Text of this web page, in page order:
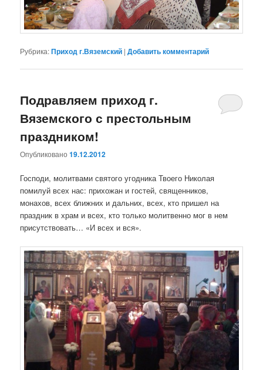
Рубрика:Приход г.Вяземский |Добавить комментарий
Подравляем приход г.
Вяземского с престольным
праздником!
Опубликовано19.12.2012
Господи, молитвами святого угодника Твоего Николая
помилуй всех нас: прихожан и гостей, священников,
монахов, всех ближних и дальних, всех, кто пришел на
праздник в храм и всех, кто только молитвенно мог в нем
присутствовать… «И всех и вся».